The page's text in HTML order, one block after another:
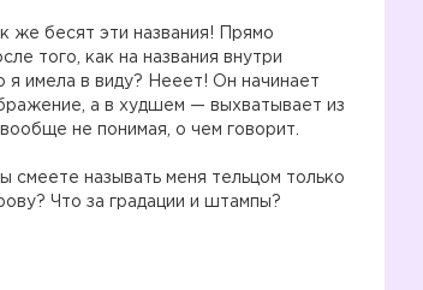
же бесят эти названия! Прямо
того, как на названия внутри
я имела в виду? Нееет! Он начинает
а в худшем — выхватывает из
не понимая, о чем говорит.
смеете называть меня тельцом только
Что за градации и штампы?